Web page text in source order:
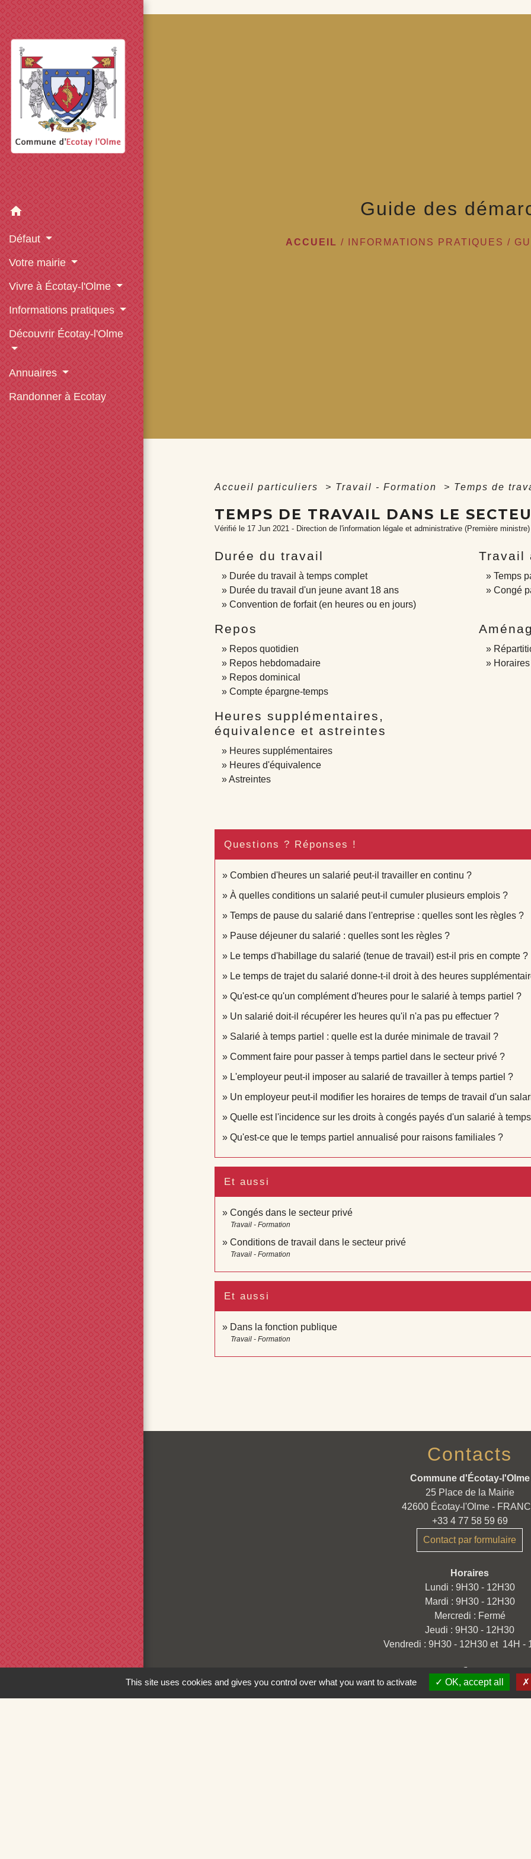
googled7e4d5fb082cc1df.html
home
Défaut
Votre mairie
Vivre à Écotay-l'Olme
Informations pratiques
Découvrir Écotay-l'Olme
Annuaires
Randonner à Ecotay
Guide des
ACCUEIL / INFORMATIONS PRATIQUES /
Accueil particuliers > Travail - Formation > Temps de
TEMPS DE TRAVAIL DANS LE
Vérifié le 17 Jun 2021 - Direction de l'information légale et administrative (Première ministre)
Durée du travail
Durée du travail à temps complet
Durée du travail d'un jeune avant 18 ans
Convention de forfait (en heures ou en jours)
Travail
Temps
Congé
Repos
Repos quotidien
Repos hebdomadaire
Repos dominical
Compte épargne-temps
Heures supplémentaires,
équivalence et astreintes
Heures supplémentaires
Heures d'équivalence
Astreintes
Questions ? Réponses !
Combien d'heures un salarié peut-il travailler en continu ?
À quelles conditions un salarié peut-il cumuler plusieurs emplois ?
Temps de pause du salarié dans l'entreprise : quelles sont les règles ?
Pause déjeuner du salarié : quelles sont les règles ?
Le temps d'habillage du salarié (tenue de travail) est-il pris en compte ?
Le temps de trajet du salarié donne-t-il droit à des heures
Qu'est-ce qu'un complément d'heures pour le salarié à temps partiel ?
Un salarié doit-il récupérer les heures qu'il n'a pas pu effectuer ?
Salarié à temps partiel : quelle est la durée minimale de travail ?
Comment faire pour passer à temps partiel dans le secteur privé ?
L'employeur peut-il imposer au salarié de travailler à temps partiel ?
Un employeur peut-il modifier les horaires de temps de travail d'un
Quelle est l'incidence sur les droits à congés payés d'un salarié à
Qu'est-ce que le temps partiel annualisé pour raisons familiales ?
Et aussi
Congés dans le secteur privé
Travail - Formation
Conditions de travail dans le secteur privé
Travail - Formation
Et aussi
Dans la fonction publique
Travail - Formation
Contacts
Commune d'Écotay-l'Olme
25 Place de la Mairie
42600 Écotay-l'Olme -
+33 4 77 58 59 69
Contact par formulaire
Horaires
Lundi : 9H30 - 12H30
Mardi : 9H30 - 12H30
Mercredi : Fermé
Jeudi : 9H30 - 12H30
Vendredi : 9H30 - 12H30 et 14H -
This site uses cookies and gives you control over what you want to activate OK, accept all